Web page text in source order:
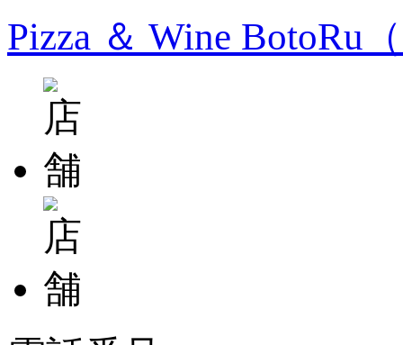
Pizza ＆ Wine BotoRu